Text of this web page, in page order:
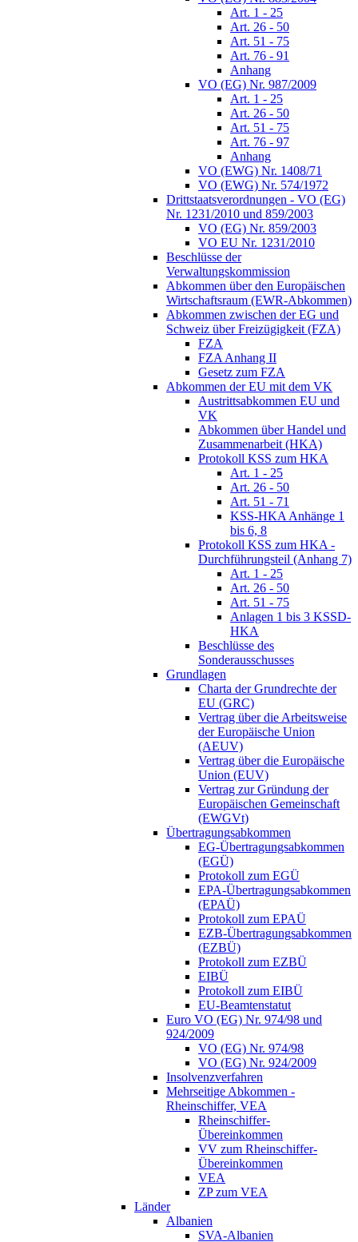
Art. 1 - 25
Art. 26 - 50
Art. 51 - 75
Art. 76 - 91
Anhang
VO (EG) Nr. 987/2009
Art. 1 - 25
Art. 26 - 50
Art. 51 - 75
Art. 76 - 97
Anhang
VO (EWG) Nr. 1408/71
VO (EWG) Nr. 574/1972
Drittstaatsverordnungen - VO (EG)
Nr. 1231/2010 und 859/2003
VO (EG) Nr. 859/2003
VO EU Nr. 1231/2010
Beschlüsse der
Verwaltungskommission
Abkommen über den Europäischen
Wirtschaftsraum (EWR-Abkommen)
Abkommen zwischen der EG und
Schweiz über Freizügigkeit (FZA)
FZA
FZA Anhang II
Gesetz zum FZA
Abkommen der EU mit dem VK
Austrittsabkommen EU und
VK
Abkommen über Handel und
Zusammenarbeit (HKA)
Protokoll KSS zum HKA
Art. 1 - 25
Art. 26 - 50
Art. 51 - 71
KSS-HKA Anhänge 1
bis 6, 8
Protokoll KSS zum HKA -
Durchführungsteil (Anhang 7)
Art. 1 - 25
Art. 26 - 50
Art. 51 - 75
Anlagen 1 bis 3 KSSD-
HKA
Beschlüsse des
Sonderausschusses
Grundlagen
Charta der Grundrechte der
EU (GRC)
Vertrag über die Arbeitsweise
der Europäische Union
(AEUV)
Vertrag über die Europäische
Union (EUV)
Vertrag zur Gründung der
Europäischen Gemeinschaft
(EWGVt)
Übertragungsabkommen
EG-Übertragungsabkommen
(EGÜ)
Protokoll zum EGÜ
EPA-Übertragungsabkommen
(EPAÜ)
Protokoll zum EPAÜ
EZB-Übertragungsabkommen
(EZBÜ)
Protokoll zum EZBÜ
EIBÜ
Protokoll zum EIBÜ
EU-Beamtenstatut
Euro VO (EG) Nr. 974/98 und
924/2009
VO (EG) Nr. 974/98
VO (EG) Nr. 924/2009
Insolvenzverfahren
Mehrseitige Abkommen -
Rheinschiffer, VEA
Rheinschiffer-
Übereinkommen
VV zum Rheinschiffer-
Übereinkommen
VEA
ZP zum VEA
Länder
Albanien
SVA-Albanien